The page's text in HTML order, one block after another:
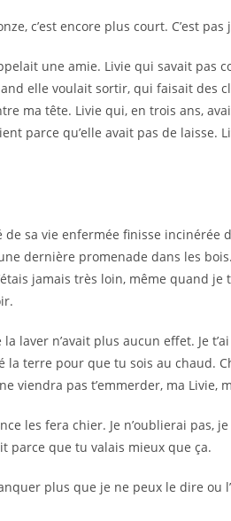
c’est encore plus court. C’est pas
une amie. Livie qui savait
elle voulait sortir, qui faisait des
ma tête. Livie qui, en trois ans,
parce qu’elle avait pas de
sa vie enfermée finisse
dernière promenade dans les
jamais très loin, même quand
laver n’avait plus aucun effet. Je
terre pour que tu sois au chaud.
viendra pas t’emmerder, ma Livie,
les fera chier. Je n’oublierai
parce que tu valais mieux que ça.
plus que je ne peux le dire ou